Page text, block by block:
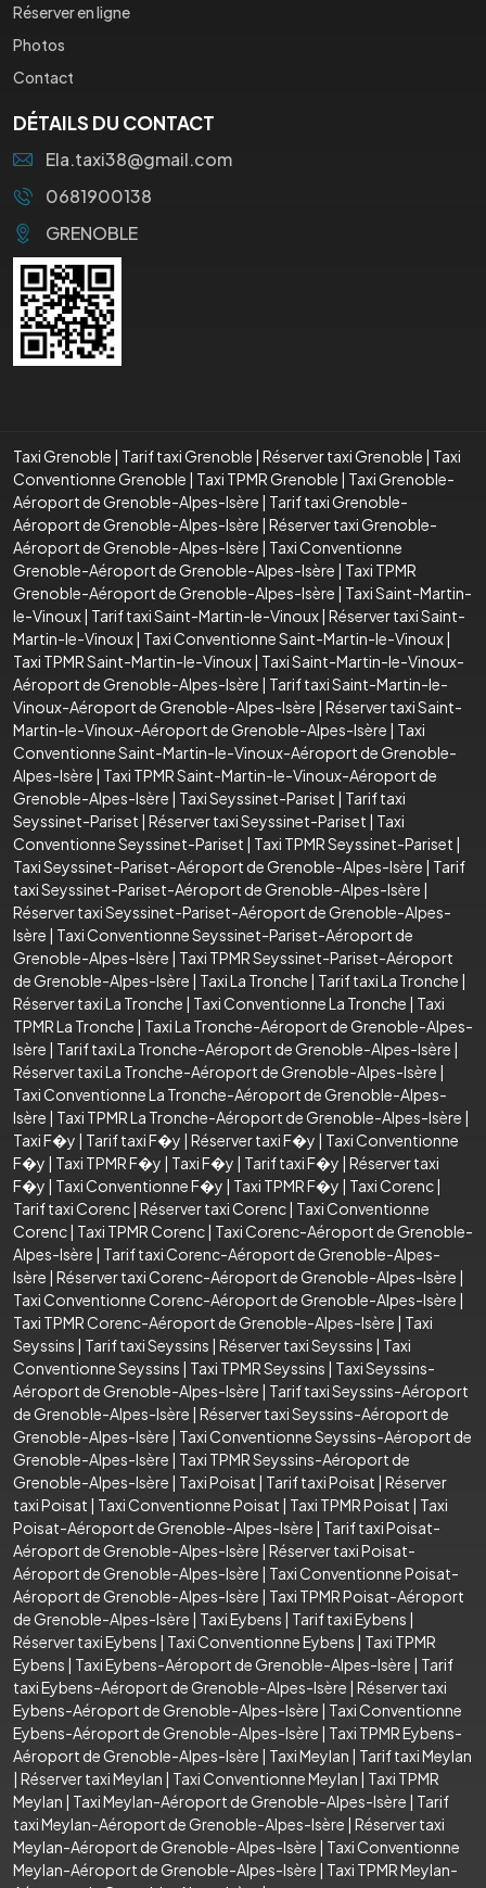
Réserver en ligne
Photos
Contact
DÉTAILS DU CONTACT
Ela.taxi38@gmail.com
0681900138
GRENOBLE
Taxi Grenoble | Tarif taxi Grenoble | Réserver taxi Grenoble | Taxi
Conventionne Grenoble | Taxi TPMR Grenoble | Taxi Grenoble-
Aéroport de Grenoble-Alpes-Isère | Tarif taxi Grenoble-
Aéroport de Grenoble-Alpes-Isère | Réserver taxi Grenoble-
Aéroport de Grenoble-Alpes-Isère | Taxi Conventionne
Grenoble-Aéroport de Grenoble-Alpes-Isère | Taxi TPMR
Grenoble-Aéroport de Grenoble-Alpes-Isère | Taxi Saint-Martin-
le-Vinoux| Tarif taxi Saint-Martin-le-Vinoux| Réserver taxi Saint-
Martin-le-Vinoux| Taxi Conventionne Saint-Martin-le-Vinoux|
Taxi TPMR Saint-Martin-le-Vinoux| Taxi Saint-Martin-le-Vinoux-
Aéroport de Grenoble-Alpes-Isère | Tarif taxi Saint-Martin-le-
Vinoux-Aéroport de Grenoble-Alpes-Isère | Réserver taxi Saint-
Martin-le-Vinoux-Aéroport de Grenoble-Alpes-Isère | Taxi
Conventionne Saint-Martin-le-Vinoux-Aéroport de Grenoble-
Alpes-Isère | Taxi TPMR Saint-Martin-le-Vinoux-Aéroport de
Grenoble-Alpes-Isère | Taxi Seyssinet-Pariset | Tarif taxi
Seyssinet-Pariset | Réserver taxi Seyssinet-Pariset | Taxi
Conventionne Seyssinet-Pariset | Taxi TPMR Seyssinet-Pariset |
Taxi Seyssinet-Pariset-Aéroport de Grenoble-Alpes-Isère | Tarif
taxi Seyssinet-Pariset-Aéroport de Grenoble-Alpes-Isère |
Réserver taxi Seyssinet-Pariset-Aéroport de Grenoble-Alpes-
Isère | Taxi Conventionne Seyssinet-Pariset-Aéroport de
Grenoble-Alpes-Isère | Taxi TPMR Seyssinet-Pariset-Aéroport
de Grenoble-Alpes-Isère | Taxi La Tronche | Tarif taxi La Tronche |
Réserver taxi La Tronche | Taxi Conventionne La Tronche | Taxi
TPMR La Tronche | Taxi La Tronche-Aéroport de Grenoble-Alpes-
Isère | Tarif taxi La Tronche-Aéroport de Grenoble-Alpes-Isère |
Réserver taxi La Tronche-Aéroport de Grenoble-Alpes-Isère |
Taxi Conventionne La Tronche-Aéroport de Grenoble-Alpes-
Isère | Taxi TPMR La Tronche-Aéroport de Grenoble-Alpes-Isère |
Taxi F�y | Tarif taxi F�y | Réserver taxi F�y | Taxi Conventionne
F�y | Taxi TPMR F�y | Taxi F�y | Tarif taxi F�y | Réserver taxi
F�y | Taxi Conventionne F�y | Taxi TPMR F�y | Taxi Corenc|
Tarif taxi Corenc| Réserver taxi Corenc| Taxi Conventionne
Corenc| Taxi TPMR Corenc| Taxi Corenc-Aéroport de Grenoble-
Alpes-Isère | Tarif taxi Corenc-Aéroport de Grenoble-Alpes-
Isère | Réserver taxi Corenc-Aéroport de Grenoble-Alpes-Isère |
Taxi Conventionne Corenc-Aéroport de Grenoble-Alpes-Isère |
Taxi TPMR Corenc-Aéroport de Grenoble-Alpes-Isère | Taxi
Seyssins | Tarif taxi Seyssins | Réserver taxi Seyssins | Taxi
Conventionne Seyssins | Taxi TPMR Seyssins | Taxi Seyssins-
Aéroport de Grenoble-Alpes-Isère | Tarif taxi Seyssins-Aéroport
de Grenoble-Alpes-Isère | Réserver taxi Seyssins-Aéroport de
Grenoble-Alpes-Isère | Taxi Conventionne Seyssins-Aéroport de
Grenoble-Alpes-Isère | Taxi TPMR Seyssins-Aéroport de
Grenoble-Alpes-Isère | Taxi Poisat | Tarif taxi Poisat | Réserver
taxi Poisat | Taxi Conventionne Poisat | Taxi TPMR Poisat | Taxi
Poisat-Aéroport de Grenoble-Alpes-Isère | Tarif taxi Poisat-
Aéroport de Grenoble-Alpes-Isère | Réserver taxi Poisat-
Aéroport de Grenoble-Alpes-Isère | Taxi Conventionne Poisat-
Aéroport de Grenoble-Alpes-Isère | Taxi TPMR Poisat-Aéroport
de Grenoble-Alpes-Isère | Taxi Eybens | Tarif taxi Eybens |
Réserver taxi Eybens | Taxi Conventionne Eybens | Taxi TPMR
Eybens | Taxi Eybens-Aéroport de Grenoble-Alpes-Isère | Tarif
taxi Eybens-Aéroport de Grenoble-Alpes-Isère | Réserver taxi
Eybens-Aéroport de Grenoble-Alpes-Isère | Taxi Conventionne
Eybens-Aéroport de Grenoble-Alpes-Isère | Taxi TPMR Eybens-
Aéroport de Grenoble-Alpes-Isère | Taxi Meylan | Tarif taxi Meylan
| Réserver taxi Meylan | Taxi Conventionne Meylan | Taxi TPMR
Meylan | Taxi Meylan-Aéroport de Grenoble-Alpes-Isère | Tarif
taxi Meylan-Aéroport de Grenoble-Alpes-Isère | Réserver taxi
Meylan-Aéroport de Grenoble-Alpes-Isère | Taxi Conventionne
Meylan-Aéroport de Grenoble-Alpes-Isère | Taxi TPMR Meylan-